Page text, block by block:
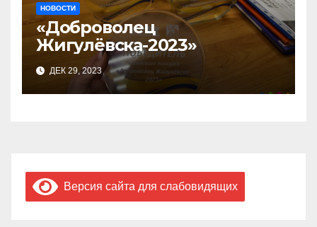
НОВОСТИ
«Доброволец
Жигулёвска-2023»
ДЕК 29, 2023
Версия сайта для слабовидящих